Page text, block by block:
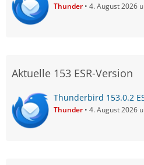
Thunder 4. August 2026
Aktuelle 153 ESR-Version
Thunderbird 153.0.2
Thunder 4. August 2026